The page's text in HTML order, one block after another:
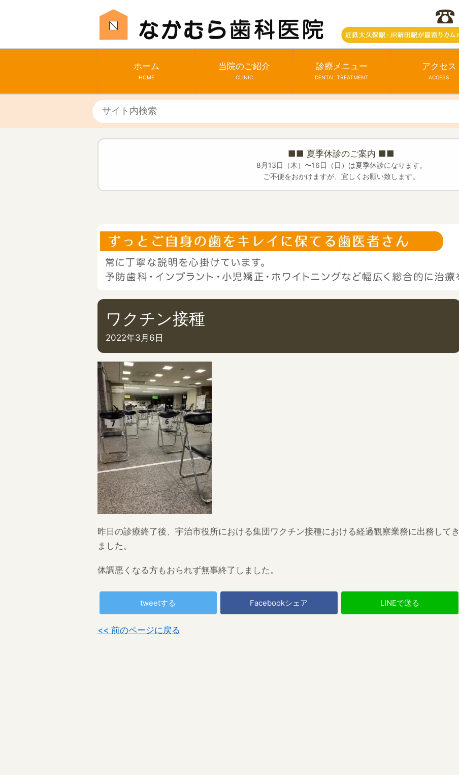
ホーム
HOME
当院のご紹介
CLINIC
診療メニュー
DENTAL TREATMENT
アクセス
ACCESS
■■ 夏季休診のご案内 ■■
8月13日（木）〜16日（日）は夏季休診になります。
ご不便をおかけますが、宜しくお願い致します。
ワクチン接種
2022年3月6日
昨日の診療終了後、宇治市役所における集団ワクチン接種における経過観察業務に出務してき
ました。
体調悪くなる方もおられず無事終了しました。
tweetする Facebookシェア LINEで送る
<< 前のページに戻る